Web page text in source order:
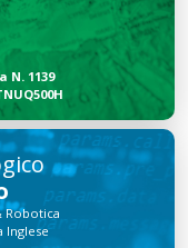
N. 1139
Robotica
Inglese